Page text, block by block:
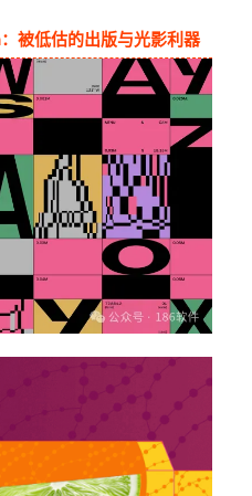
被低估的出版与光影利器